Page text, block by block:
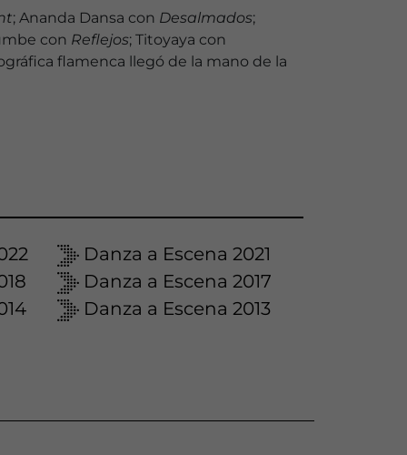
; Ananda Dansa con Desalmados;
con Reflejos; Titoyaya con
flamenca llegó de la mano de la
Danza a Escena 2021
Danza a Escena 2017
Danza a Escena 2013